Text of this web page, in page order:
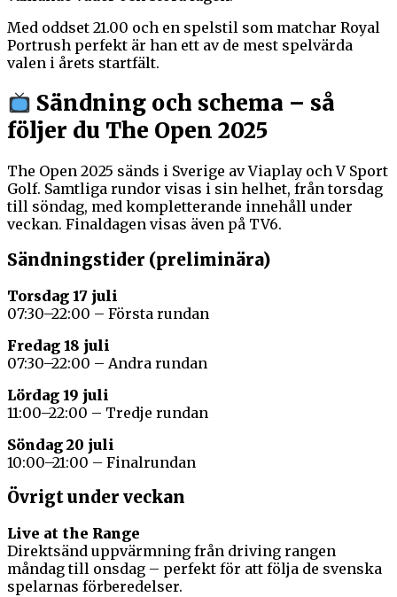
Med oddset 21.00 och en spelstil som matchar Royal
Portrush perfekt är han ett av de mest spelvärda
valen i årets startfält.
Sändning och schema – så
följer du The Open 2025
The Open 2025 sänds i Sverige av Viaplay och V Sport
Golf. Samtliga rundor visas i sin helhet, från torsdag
till söndag, med kompletterande innehåll under
veckan. Finaldagen visas även på TV6.
Sändningstider (preliminära)
Torsdag 17 juli
07:30–22:00 – Första rundan
Fredag 18 juli
07:30–22:00 – Andra rundan
Lördag 19 juli
11:00–22:00 – Tredje rundan
Söndag 20 juli
10:00–21:00 – Finalrundan
Övrigt under veckan
Live at the Range
Direktsänd uppvärmning från driving rangen
måndag till onsdag – perfekt för att följa de svenska
spelarnas förberedelser.